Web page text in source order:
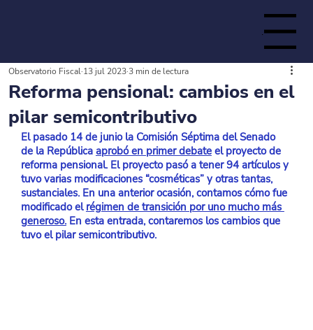
de la
Menu
Reforma pensional: cambios en el
pilar semicontributivo
Observatorio Fiscal 13 jul 20233 min de lectura
El pasado 14 de junio la Comisión Séptima del Senado
de la República aprobó en primer debate el proyecto de
reforma pensional. El proyecto pasó a tener 94 artículos y
tuvo varias modificaciones “cosméticas” y otras tantas,
sustanciales. En una anterior ocasión, contamos cómo fue
modificado el régimen de transición por uno mucho más
generoso. En esta entrada, contaremos los cambios que
tuvo el pilar semicontributivo.